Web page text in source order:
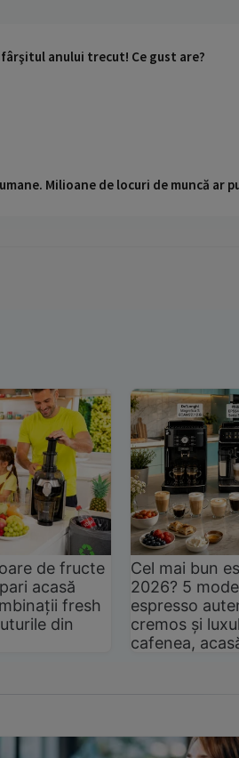
anului trecut! Ce gust are?
Milioane de locuri de muncă ar
de fructe
acasă
fresh
din
Cel mai bun
2026? 5
espresso
cremos și
cafenea,